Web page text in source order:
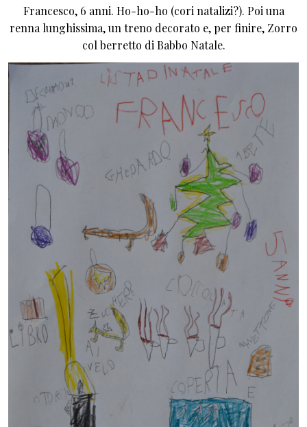
Francesco, 6 anni. Ho-ho-ho (cori natalizi?). Poi una
renna lunghissima, un treno decorato e, per finire, Zorro
col berretto di Babbo Natale.